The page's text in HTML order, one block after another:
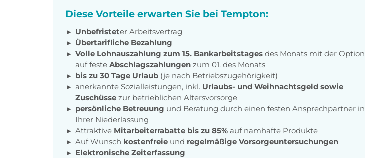
Diese Vorteile erwarten Sie bei Tempton:
Unbefristeter Arbeitsvertrag
Übertarifliche Bezahlung
Volle Lohnauszahlung zum 15. Bankarbeitstages des Monats mit der Option
auf feste Abschlagszahlungen zum 01. des Monats
bis zu 30 Tage Urlaub (je nach Betriebszugehörigkeit)
anerkannte Sozialleistungen, inkl. Urlaubs- und Weihnachtsgeld sowie
Zuschüsse zur betrieblichen Altersvorsorge
persönliche Betreuung und Beratung durch einen festen Ansprechpartner in
Ihrer Niederlassung
Attraktive Mitarbeiterrabatte bis zu 85% auf namhafte Produkte
Auf Wunsch kostenfreie und regelmäßige Vorsorgeuntersuchungen
Elektronische Zeiterfassung